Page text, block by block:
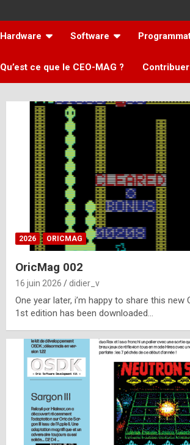
Hardware Software
Qu’est ce que le CEO-MAG ? Contribuer
2026 ORICMAG
OricMag 002
16 juin 2026 didier_v
One year later, i’m happy to share this new
1st edition has been downloaded…